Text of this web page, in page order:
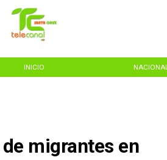
INICIO NACIONAL
migrantes en